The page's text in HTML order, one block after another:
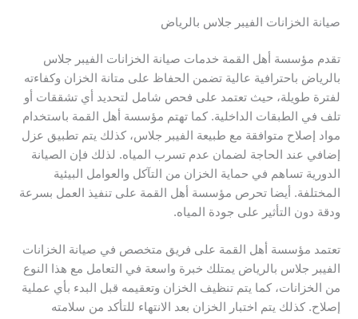
صيانة الخزانات الفيبر جلاس بالرياض
تقدم مؤسسة أهل القمة خدمات صيانة الخزانات الفيبر جلاس
بالرياض باحترافية عالية تضمن الحفاظ على متانة الخزان وكفاءته
لفترة طويلة، حيث تعتمد على فحص شامل لتحديد أي تشققات أو
تلف في الطبقات الداخلية. كما تهتم مؤسسة أهل القمة باستخدام
مواد إصلاح متوافقة مع طبيعة الفيبر جلاس، كذلك يتم تطبيق عزل
إضافي عند الحاجة لضمان عدم تسرب المياه. لذلك فإن الصيانة
الدورية تساهم في حماية الخزان من التآكل والعوامل البيئية
المختلفة. أيضا تحرص مؤسسة أهل القمة على تنفيذ العمل بسرعة
ودقة دون التأثير على جودة المياه.
تعتمد مؤسسة أهل القمة على فريق متخصص في صيانة الخزانات
الفيبر جلاس بالرياض يمتلك خبرة واسعة في التعامل مع هذا النوع
من الخزانات، كما يتم تنظيف الخزان وتعقيمه قبل البدء بأي عملية
إصلاح. كذلك يتم اختبار الخزان بعد الانتهاء للتأكد من سلامته